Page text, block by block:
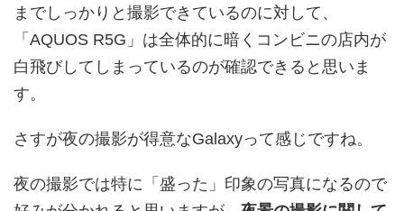
までしっかりと撮影できているのに対して、
「AQUOS R5G」は全体的に暗くコンビニの店内が
白飛びしてしまっているのが確認できると思いま
す。
さすが夜の撮影が得意なGalaxyって感じですね。
夜の撮影では特に「盛った」印象の写真になるので